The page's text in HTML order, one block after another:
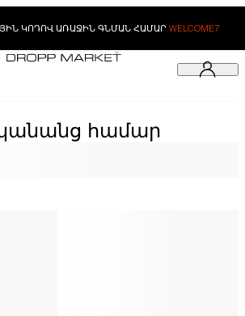
ԿՈԴՈՎ ԱՌԱՋԻՆ ԳՆՄԱՆ ՀԱՄԱՐ WELCOME7
համար